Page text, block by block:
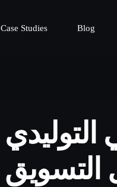
Case Studies Blog
التسويق